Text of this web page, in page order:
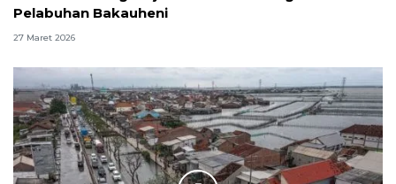
Pelabuhan Bakauheni
27 Maret 2026